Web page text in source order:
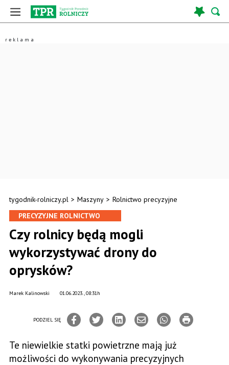
tygodnik-rolniczy.pl > Maszyny > Rolnictwo precyzyjne
PRECYZYJNE ROLNICTWO
Czy rolnicy będą mogli
wykorzystywać drony do
oprysków?
01.06.2023., 08:31h
Marek Kalinowski
PODZIEL SIĘ
Te niewielkie statki powietrzne mają już
możliwości do wykonywania precyzyjnych